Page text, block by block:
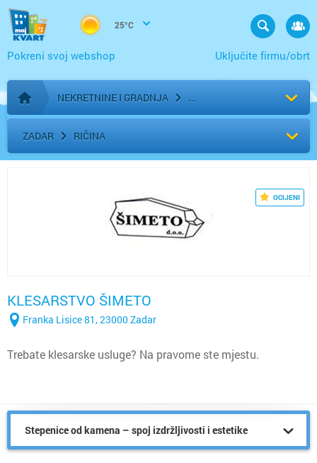
25°C
Uključite firmu/obrt
Pokreni svoj webshop
Početna stranica
NEKRETNINE I GRADNJA
ZADAR RIČINA
OCIJENI
KLESARSTVO ŠIMETO
Franka Lisice 81, 23000 Zadar
Trebate klesarske usluge? Na pravome ste mjestu.
Stepenice od kamena – spoj izdržljivosti i estetike